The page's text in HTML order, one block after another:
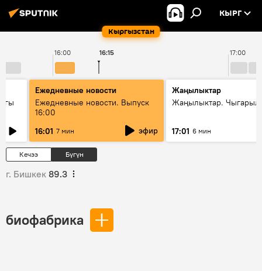
Кыргызстан
КЫРГ
16:00 17:00
16:15
Ежедневные новости
Ежедневные новости. Выпуск
16:00
16:01 7 мин эфир
Жаңылыктар
Жаңылыктар.
17:01 6 мин
Кечээ Бүгүн
г. Бишкек 89.3
биофабрика